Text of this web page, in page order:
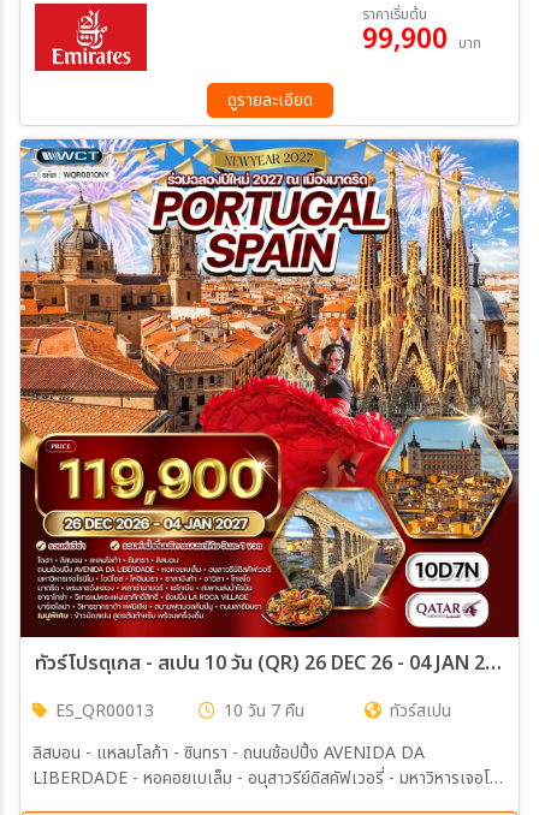
มิเลีย - สวนปาร์ค กูเอล - La Roca Village Outlet - ถนน ลา รัมบลาส
16 ก.ย. 69 - 25 ก.ย. 69
28 พ.ย. 69 - 07 ธ.ค. 69
25 ธ.ค. 69 - 03 ม.ค. 70
ราคาเริ่มต้น
99,900 บาท
ดูรายละเอียด
ทัวร์โปรตุเกส - สเปน 10 วัน (QR) 26 DEC 26 - 04 JAN 27 Newyear 2027
ES_QR00013 10 วัน 7 คืน
ทัวร์สเปน
ลิสบอน - แหลมโลก้า - ซินทรา - ถนนช้อปปิ้ง AVENIDA DA
LIBERDADE - หอคอยเบเล็ม - อนุสาวรีย์ดิสคัฟเวอรี่ - มหาวิหารเจอโร